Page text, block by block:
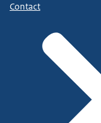
Contact